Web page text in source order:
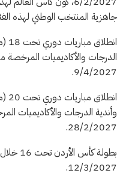
جاهزية المنتخب الوطني لهذه
9/4/2027.
28/2/2027.
12/3/2027.